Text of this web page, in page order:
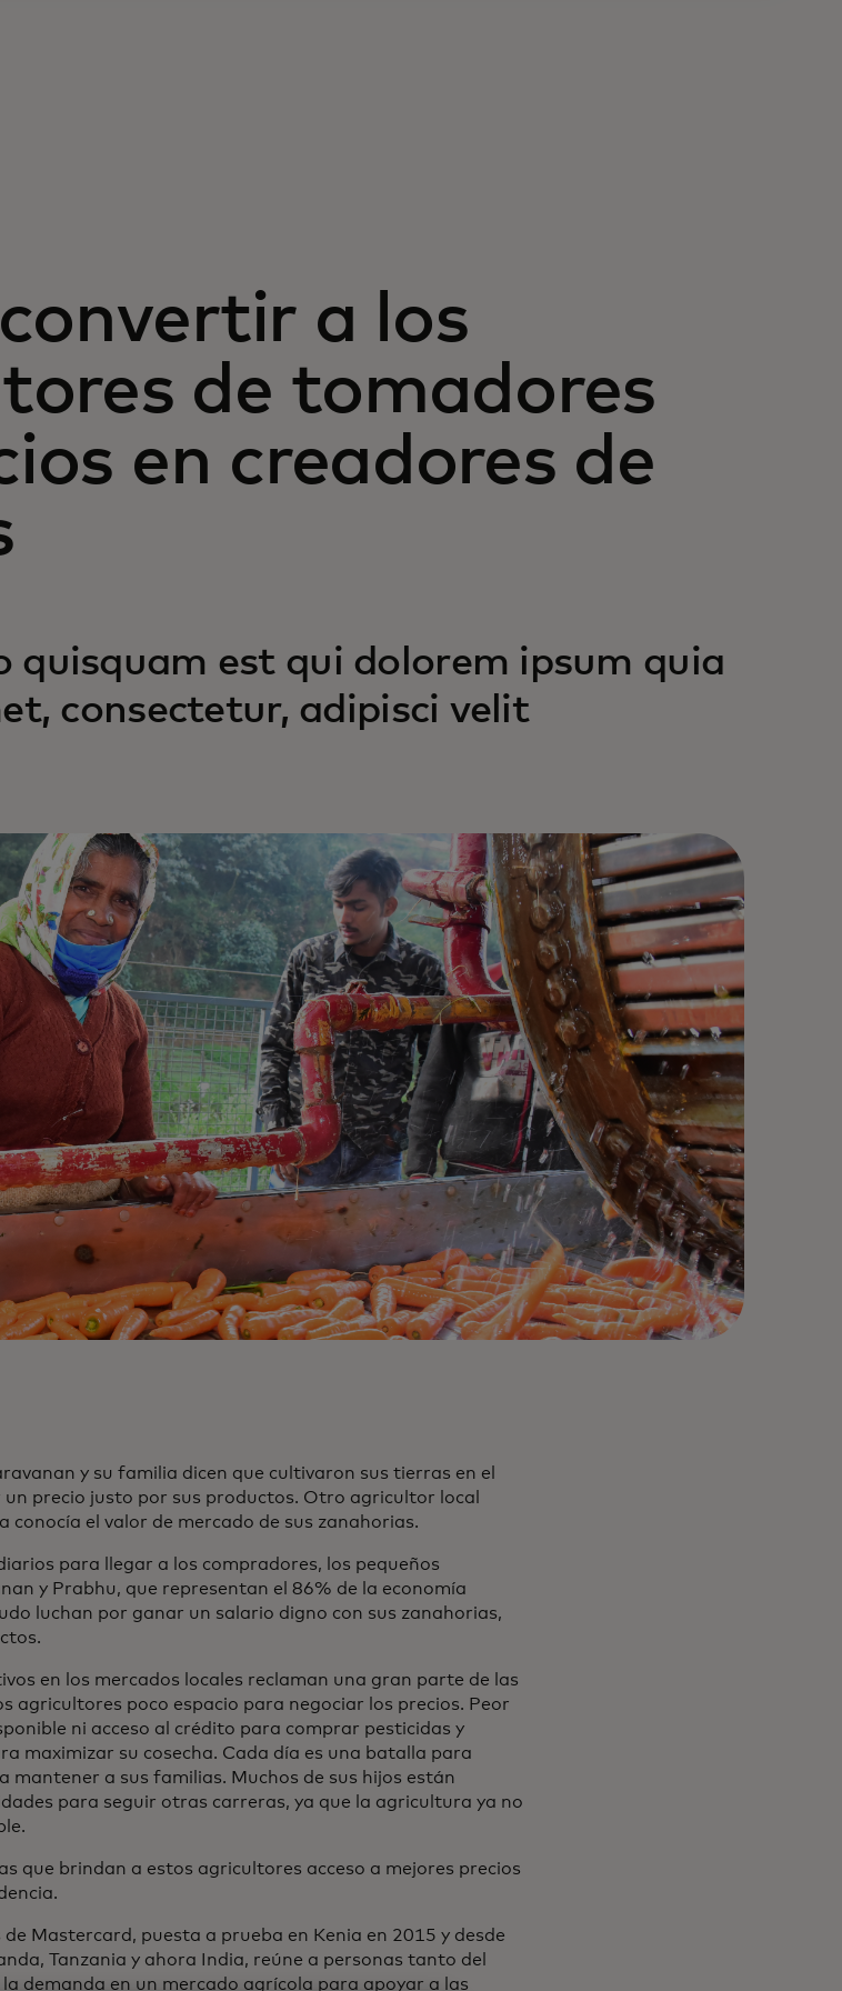
a los
de tomadores
en creadores de
quisquam est qui dolorem ipsum quia
consectetur, adipisci velit
y su familia dicen que cultivaron sus tierras en el
un precio justo por sus productos. Otro agricultor local
conocía el valor de mercado de sus zanahorias.
para llegar a los compradores, los pequeños
y Prabhu, que representan el 86% de la economía
luchan por ganar un salario digno con sus zanahorias,
en los mercados locales reclaman una gran parte de las
agricultores poco espacio para negociar los precios. Peor
ni acceso al crédito para comprar pesticidas y
maximizar su cosecha. Cada día es una batalla para
mantener a sus familias. Muchos de sus hijos están
para seguir otras carreras, ya que la agricultura ya no
que brindan a estos agricultores acceso a mejores precios
Mastercard, puesta a prueba en Kenia en 2015 y desde
Tanzania y ahora India, reúne a personas tanto del
demanda en un mercado agrícola para apoyar a las